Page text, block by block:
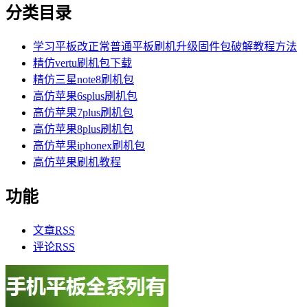
分类目录
学习平板改正常普通平板刷机升级固件包破解教程方法
精仿vertu刷机包下载
精仿三星note8刷机包
高仿苹果6splus刷机包
高仿苹果7plus刷机包
高仿苹果8plus刷机包
高仿苹果iphonex刷机包
高仿苹果刷机教程
功能
文章RSS
评论RSS